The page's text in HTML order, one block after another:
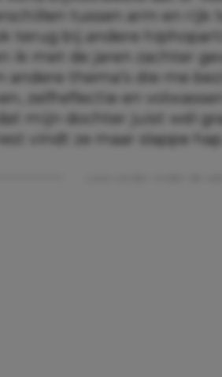
tussen arm en rijk
terug bij andere
ik met de jaren zachter
andere thema’s die me
zelfreflectie en
mijn dochter juist wél
vindt ze maar slappe hap.